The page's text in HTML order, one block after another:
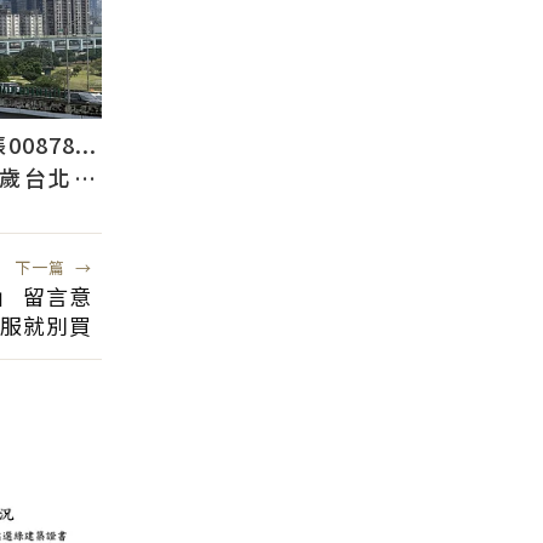
00878...
台北人
下一篇 →
留言意
就別買